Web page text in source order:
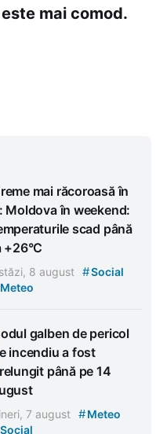
mai comod.
mai răcoroasă în
Moldova în weekend:
scad până
+26°C
8 august #Social
galben de pericol
incendiu a fost
până pe 14
7 august #Meteo